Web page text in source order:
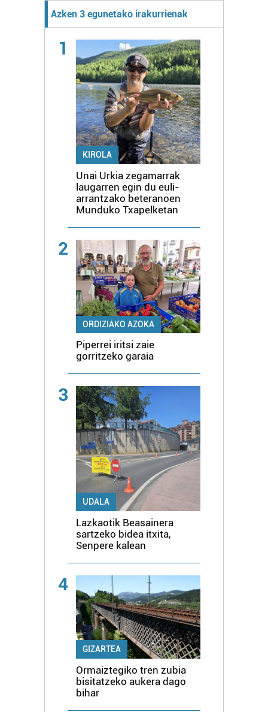
Azken 3 egunetako irakurrienak
1
KIROLA
Unai Urkia zegamarrak
laugarren egin du euli-
arrantzako beteranoen
Munduko Txapelketan
2
ORDIZIAKO AZOKA
Piperrei iritsi zaie
gorritzeko garaia
3
UDALA
Lazkaotik Beasainera
sartzeko bidea itxita,
Senpere kalean
4
GIZARTEA
Ormaiztegiko tren zubia
bisitatzeko aukera dago
bihar